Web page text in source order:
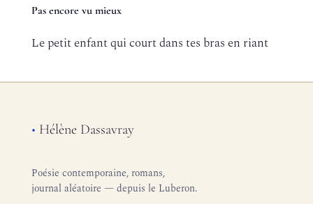
Pas encore vu mieux
Le petit enfant qui court dans tes bras en riant
• Hélène Dassavray
Poésie contemporaine, romans,
journal aléatoire — depuis le Luberon.